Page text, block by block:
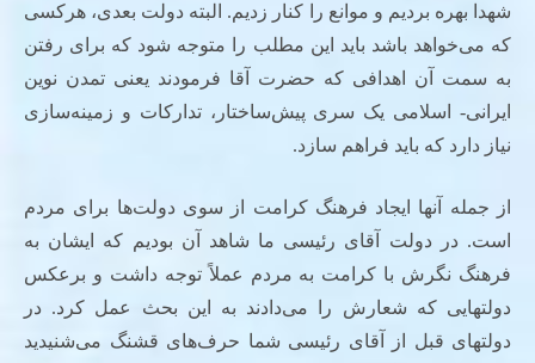
شهدا بهره بردیم و موانع را کنار زدیم. البته دولت بعدی، هرکسی
که می‌خواهد باشد باید این مطلب را متوجه شود که برای رفتن
به سمت آن اهدافی که حضرت آقا فرمودند یعنی تمدن نوین
ایرانی- اسلامی یک سری پیش‌ساختار، تدارکات و زمینه‌سازی
نیاز دارد که باید فراهم سازد.
از جمله آنها ایجاد فرهنگ کرامت از سوی دولت‌ها برای مردم
است. در دولت آقای رئیسی ما شاهد آن بودیم که ایشان به
فرهنگ نگرش با کرامت به مردم عملاً توجه داشت و برعکس
دولتهایی که شعارش را می‌دادند به این بحث عمل کرد. در
دولتهای قبل از آقای رئیسی شما حرف‌های قشنگ می‌شنیدید